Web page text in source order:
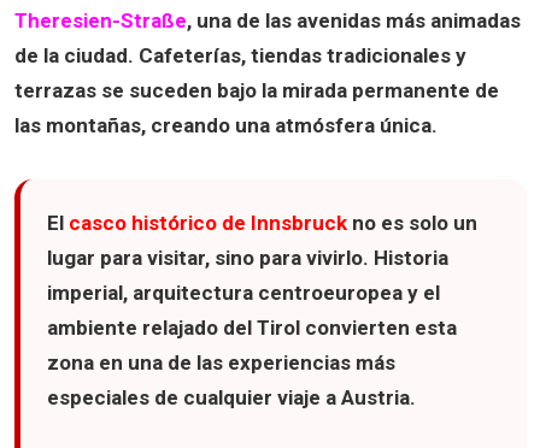
Theresien-Straße, una de las avenidas más animadas
de la ciudad. Cafeterías, tiendas tradicionales y
terrazas se suceden bajo la mirada permanente de
las montañas, creando una atmósfera única.
El casco histórico de Innsbruck no es solo un
lugar para visitar, sino para vivirlo. Historia
imperial, arquitectura centroeuropea y el
ambiente relajado del Tirol convierten esta
zona en una de las experiencias más
especiales de cualquier viaje a Austria.